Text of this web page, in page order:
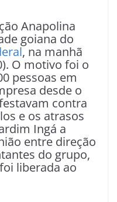
Anapolina
goiana do
, na manhã
O motivo foi o
pessoas em
desde o
contra
e os atrasos
Ingá a
entre direção
do grupo,
liberada ao